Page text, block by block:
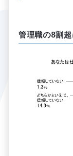
管理職の8割